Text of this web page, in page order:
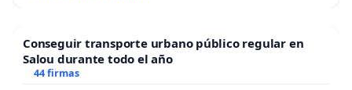
vulnerables. El antifascismo no puede ser juzgado
por incitación al odio porque precisamente lucha
contra quienes lo promueven.
Conseguir transporte urbano público regular en
Salou durante todo el año
44 firmas